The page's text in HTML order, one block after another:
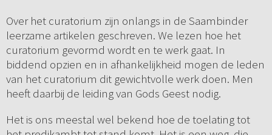
Over het curatorium zijn onlangs in de Saambinder
leerzame artikelen geschreven. We lezen hoe het
curatorium gevormd wordt en te werk gaat. In
biddend opzien en in afhankelijkheid mogen de leden
van het curatorium dit gewichtvolle werk doen. Men
heeft daarbij de leiding van Gods Geest nodig.
Het is ons meestal wel bekend hoe de toelating tot